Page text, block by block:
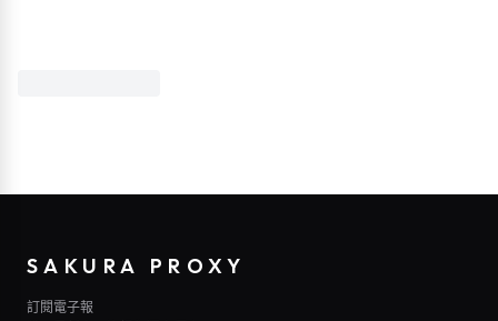
SAKURA PROXY
訂閱電子報